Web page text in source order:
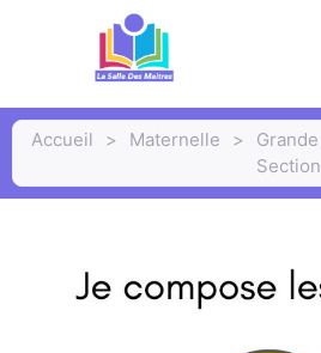
Accueil > Maternelle >
Grande
Section